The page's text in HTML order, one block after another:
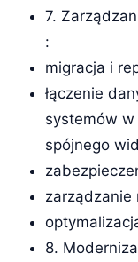
7.
:
migracja i
łączenie
systemów
spójnego
zarządzanie
8.